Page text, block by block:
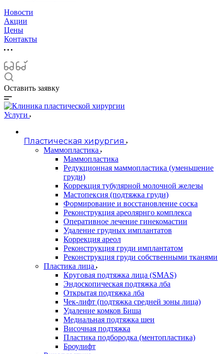
Новости
Акции
Цены
Контакты
Оставить заявку
Услуги
Пластическая хирургия
Маммопластика
Маммопластика
Редукционная маммопластика (уменьшение
груди)
Коррекция тубулярной молочной железы
Мастопексия (подтяжка груди)
Формирование и восстановление соска
Реконструкция ареолярнго комплекса
Оперативное лечение гинекомастии
Удаление грудных имплантатов
Коррекция ареол
Реконструкция груди имплантатом
Реконструкция груди собственными тканями
Пластика лица
Круговая подтяжка лица (SMAS)
Эндоскопическая подтяжка лба
Открытая подтяжка лба
Чек-лифт (подтяжка средней зоны лица)
Удаление комков Биша
Медиальная подтяжка шеи
Височная подтяжка
Пластика подбородка (ментопластика)
Броулифт